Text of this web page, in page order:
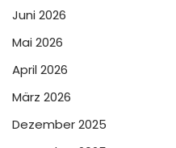
Juni 2026
Mai 2026
April 2026
März 2026
Dezember 2025